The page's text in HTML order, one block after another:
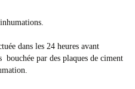
dans les 24 heures avant
par des plaques de ciment